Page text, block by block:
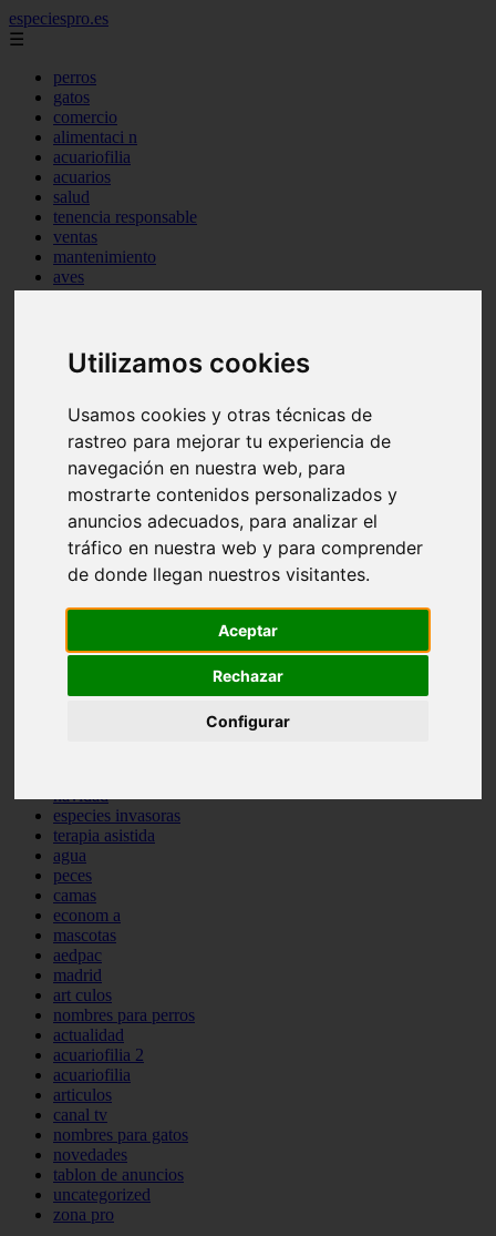
Utilizamos cookies
Usamos cookies y otras técnicas de
rastreo para mejorar tu experiencia de
navegación en nuestra web, para
mostrarte contenidos personalizados y
anuncios adecuados, para analizar el
tráfico en nuestra web y para comprender
de donde llegan nuestros visitantes.
Aceptar
Rechazar
Configurar
especiespro.es
☰
perros
gatos
comercio
alimentaci n
acuariofilia
acuarios
salud
tenencia responsable
ventas
mantenimiento
aves
marketing
verano
legislaci n
accesorios
peluquer a canina
complementos
consejos
comportamiento
protagonistas
reptiles
abandono
adopci n
higiene
acuario
comercios
navidad
especies invasoras
terapia asistida
agua
peces
camas
econom a
mascotas
aedpac
madrid
art culos
nombres para perros
actualidad
acuariofilia 2
acuariofilia
articulos
canal tv
nombres para gatos
novedades
tablon de anuncios
uncategorized
zona pro